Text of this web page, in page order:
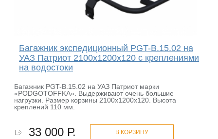
Багажник экспедиционный PGT-B.15.02 на
УАЗ Патриот 2100х1200х120 с креплениями
на водостоки
Багажник PGT-B.15.02 на УАЗ Патриот марки
«PODGOTOFFKA». Выдерживают очень большие
нагрузки. Размер корзины 2100х1200х120. Высота
креплений 110 мм.
33 000 Р. В КОРЗИНУ